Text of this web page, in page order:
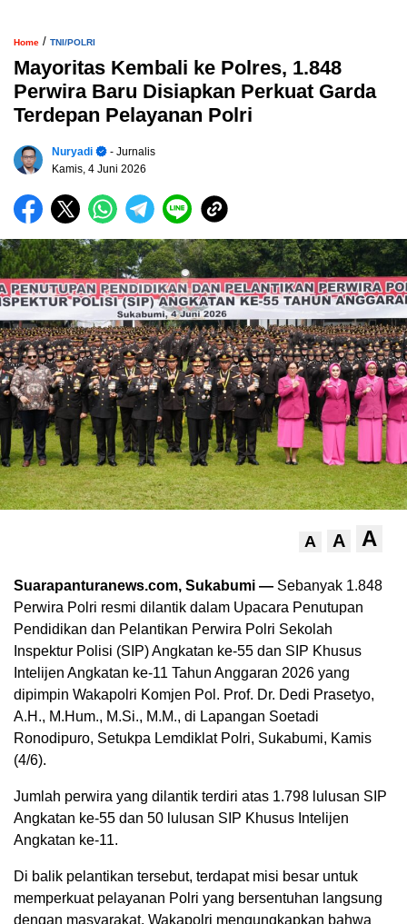
Home / TNI/POLRI
Mayoritas Kembali ke Polres, 1.848
Perwira Baru Disiapkan Perkuat Garda
Terdepan Pelayanan Polri
Nuryadi
- Jurnalis
Kamis, 4 Juni 2026
A A A
Suarapanturanews.com, Sukabumi — Sebanyak 1.848
Perwira Polri resmi dilantik dalam Upacara Penutupan
Pendidikan dan Pelantikan Perwira Polri Sekolah
Inspektur Polisi (SIP) Angkatan ke-55 dan SIP Khusus
Intelijen Angkatan ke-11 Tahun Anggaran 2026 yang
dipimpin Wakapolri Komjen Pol. Prof. Dr. Dedi Prasetyo,
A.H., M.Hum., M.Si., M.M., di Lapangan Soetadi
Ronodipuro, Setukpa Lemdiklat Polri, Sukabumi, Kamis
(4/6).
Jumlah perwira yang dilantik terdiri atas 1.798 lulusan SIP
Angkatan ke-55 dan 50 lulusan SIP Khusus Intelijen
Angkatan ke-11.
Di balik pelantikan tersebut, terdapat misi besar untuk
memperkuat pelayanan Polri yang bersentuhan langsung
dengan masyarakat. Wakapolri mengungkapkan bahwa